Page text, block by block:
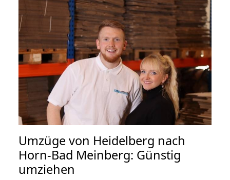
Umzüge von Heidelberg nach
Horn-Bad Meinberg: Günstig
umziehen